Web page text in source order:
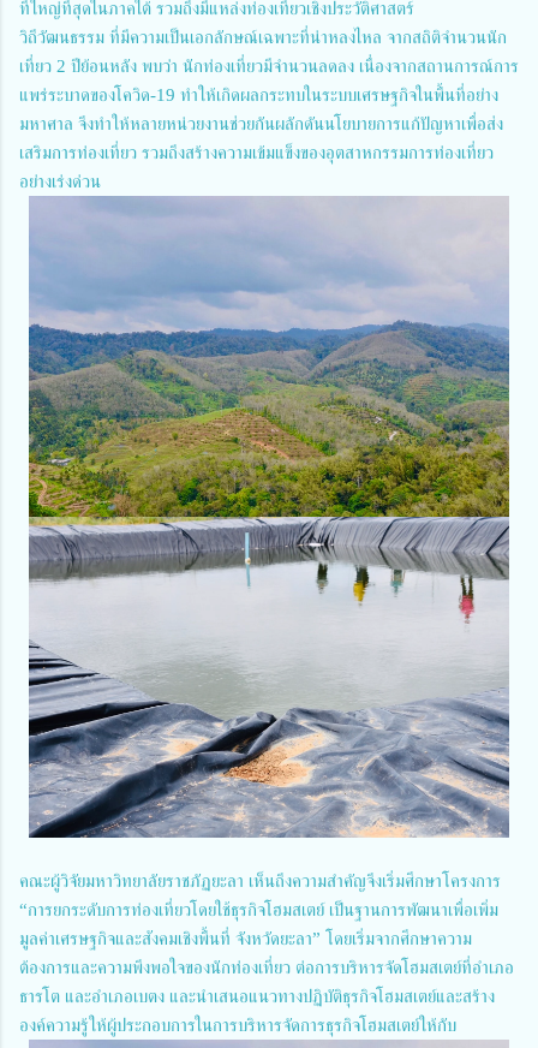
ที่ใหญ่ที่สุดในภาคใต้ รวมถึงมีแหล่งท่องเที่ยวเชิงประวัติศาสตร์
วิถีวัฒนธรรม ที่มีความเป็นเอกลักษณ์เฉพาะที่น่าหลงไหล จากสถิติจำนวนนัก
เที่ยว 2 ปีย้อนหลัง พบว่า นักท่องเที่ยวมีจำนวนลดลง เนื่องจากสถานการณ์การ
แพร่ระบาดของโควิด-19 ทำให้เกิดผลกระทบในระบบเศรษฐกิจในพื้นที่อย่าง
มหาศาล จึงทำให้หลายหน่วยงานช่วยกันผลักดันนโยบายการแก้ปัญหาเพื่อส่ง
เสริมการท่องเที่ยว รวมถึงสร้างความเข้มแข็งของอุตสาหกรรมการท่องเที่ยว
อย่างเร่งด่วน
คณะผู้วิจัยมหาวิทยาลัยราชภัฏยะลา เห็นถึงความสำคัญจึงเริ่มศึกษาโครงการ
“การยกระดับการท่องเที่ยวโดยใช้ธุรกิจโฮมสเตย์ เป็นฐานการพัฒนาเพื่อเพิ่ม
มูลค่าเศรษฐกิจและสังคมเชิงพื้นที่ จังหวัดยะลา” โดยเริ่มจากศึกษาความ
ต้องการและความพึงพอใจของนักท่องเที่ยว ต่อการบริหารจัดโฮมสเตย์ที่อำเภอ
ธารโต และอำเภอเบตง และนำเสนอแนวทางปฏิบัติธุรกิจโฮมสเตย์และสร้าง
องค์ความรู้ให้ผู้ประกอบการในการบริหารจัดการธุรกิจโฮมสเตย์ให้กับ